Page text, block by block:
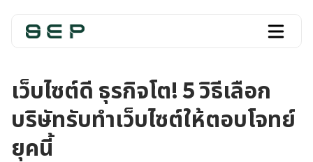
เว็บไซต์ดี ธุรกิจโต! 5 วิธีเลือก
บริษัทรับทำเว็บไซต์ให้ตอบโจทย์
ยุคนี้